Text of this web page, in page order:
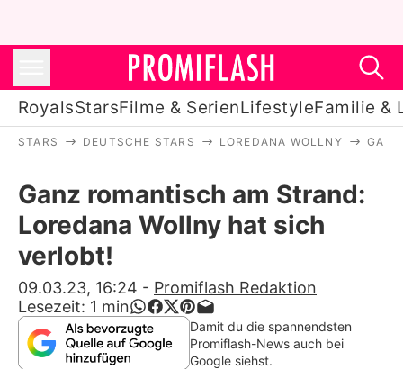
RoyalsStarsFilme & SerienLifestyleFamilie &
Stars
Filme & Serien
Lifestyle
Familie & Liebe
Promiflash Exklusiv
STARS DEUTSCHE STARS LOREDANA WOLLNY
Ganz romantisch am Strand:
Loredana Wollny hat sich
verlobt!
09.03.23, 16:24 - Promiflash Redaktion
Lesezeit: 1 min
Damit du die spannendsten
Promiflash-News auch bei
Google siehst.